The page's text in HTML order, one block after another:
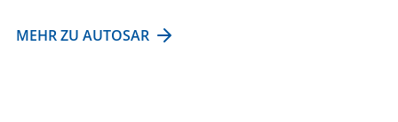
MEHR ZU AUTOSAR